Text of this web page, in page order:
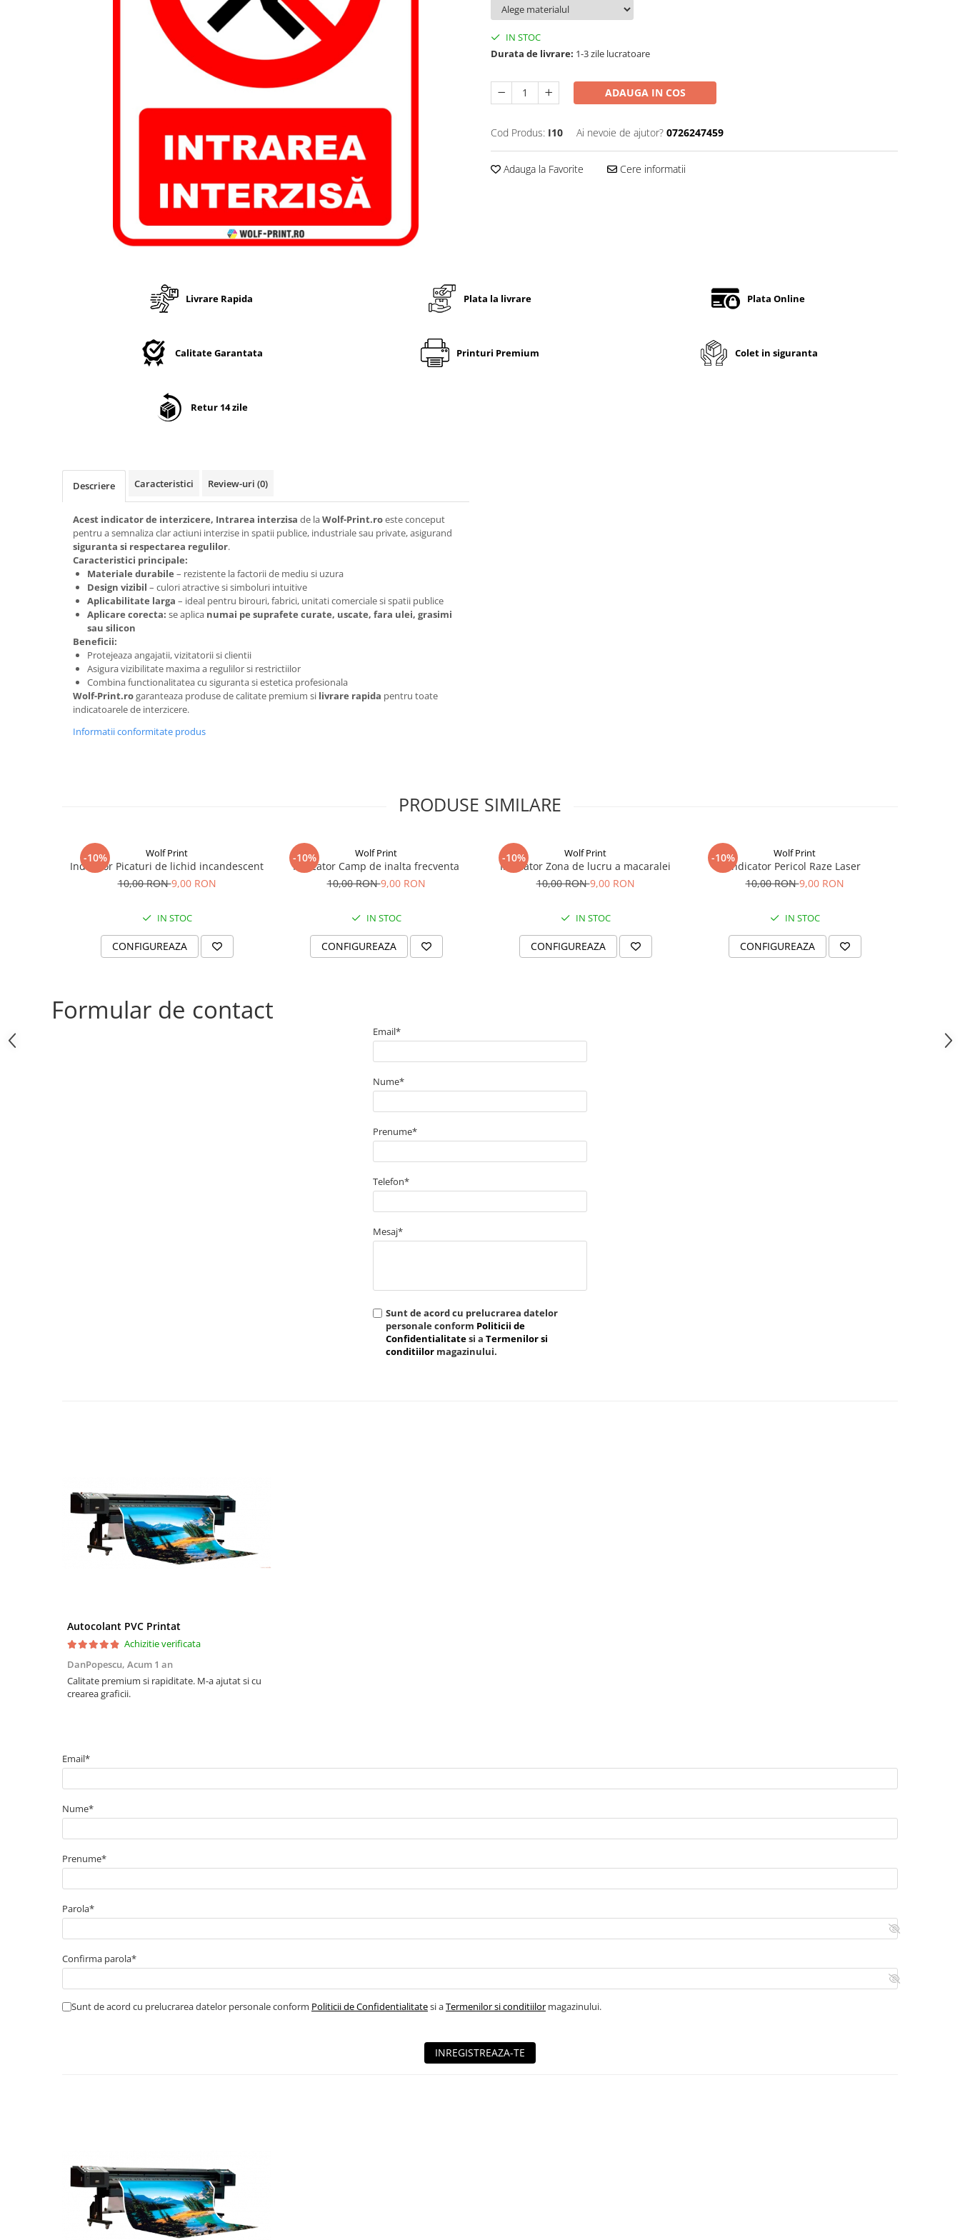
Stickere Decorative Model Floral
Tablou Canvas Living/Sufragerie
Papetarie si organizare nunta
IN STOC
Durata de livrare: 1-3 zile lucratoare
ADAUGA IN COS
Cod Produs: I10 Ai nevoie de ajutor? 0726247459
Adauga la Favorite Cere informatii
Livrare Rapida Plata la livrare Plata Online
Calitate Garantata Printuri Premium Colet in siguranta
Retur 14 zile
Descriere Caracteristici Review-uri (0)
Acest indicator de interzicere, Intrarea interzisa de laWolf-Print.roeste conceput
pentru a semnaliza clar actiuni interzise in spatii publice, industriale sau private, asigurand
siguranta si respectarea regulilor.
Caracteristici principale:
Materiale durabile – rezistente la factorii de mediu si uzura
Design vizibil – culori atractive si simboluri intuitive
Aplicabilitate larga – ideal pentru birouri, fabrici, unitati comerciale si spatii publice
Aplicare corecta: se aplica numai pe suprafete curate, uscate, fara ulei, grasimi
sau silicon
Beneficii:
Protejeaza angajatii, vizitatorii si clientii
Asigura vizibilitate maxima a regulilor si restrictiilor
Combina functionalitatea cu siguranta si estetica profesionala
Wolf-Print.rogaranteaza produse de calitate premium si livrare rapida pentru toate
indicatoarele de interzicere.
Informatii conformitate produs
PRODUSE SIMILARE
-10% Wolf Print
Indicator Picaturi de lichid incandescent
10,00 RON9,00 RON
IN STOC
CONFIGUREAZA
-10% Wolf Print
Indicator Camp de inalta frecventa
10,00 RON9,00 RON
IN STOC
CONFIGUREAZA
-10% Wolf Print
Indicator Zona de lucru a macaralei
10,00 RON9,00 RON
IN STOC
CONFIGUREAZA
-10% Wolf Print
Indicator Pericol Raze Laser
10,00 RON9,00 RON
IN STOC
CONFIGUREAZA
Formular de contact
Email*
Nume*
Prenume*
Telefon*
Mesaj*
Sunt de acord cu prelucrarea datelor
personale conform Politicii de
Confidentialitatesi a Termenilor si
conditiilor magazinului.
Autocolant PVC Printat
Achizitie verificata
DanPopescu, Acum 1 an
Calitate premium si rapiditate. M-a ajutat si cu
crearea graficii.
Email*
Nume*
Prenume*
Parola*
Confirma parola*
Sunt de acord cu prelucrarea datelor personale conform Politicii de Confidentialitatesi aTermenilor si conditiilor magazinului.
INREGISTREAZA-TE